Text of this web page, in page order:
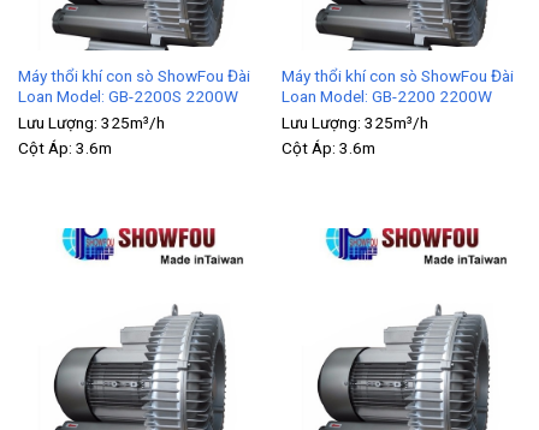
Máy thổi khí con sò ShowFou Đài
Loan Model: GB-2200S 2200W
Lưu Lượng: 325m³/h
Cột Áp: 3.6m
Máy thổi khí con sò ShowFou Đài
Loan Model: GB-2200 2200W
Lưu Lượng: 325m³/h
Cột Áp: 3.6m